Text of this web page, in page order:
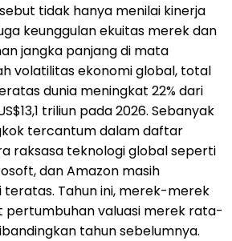
tidak hanya menilai kinerja
keunggulan ekuitas merek dan
jangka panjang di mata
volatilitas ekonomi global, total
dunia meningkat 22% dari
triliun pada 2026. Sebanyak
tercantum dalam daftar
raksasa teknologi global seperti
dan Amazon masih
teratas. Tahun ini, merek-merek
pertumbuhan valuasi merek rata-
tahun sebelumnya.